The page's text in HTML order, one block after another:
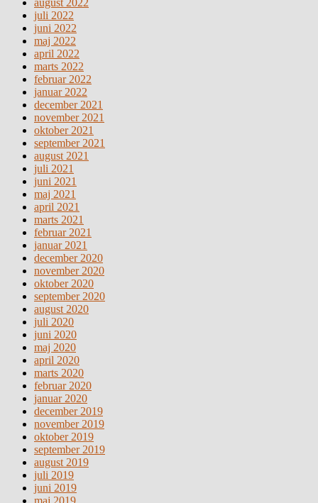
juli 2022
juni 2022
maj 2022
april 2022
marts 2022
februar 2022
januar 2022
december 2021
november 2021
oktober 2021
september 2021
august 2021
juli 2021
juni 2021
maj 2021
april 2021
marts 2021
februar 2021
januar 2021
december 2020
november 2020
oktober 2020
september 2020
august 2020
juli 2020
juni 2020
maj 2020
april 2020
marts 2020
februar 2020
januar 2020
december 2019
november 2019
oktober 2019
september 2019
august 2019
juli 2019
juni 2019
maj 2019